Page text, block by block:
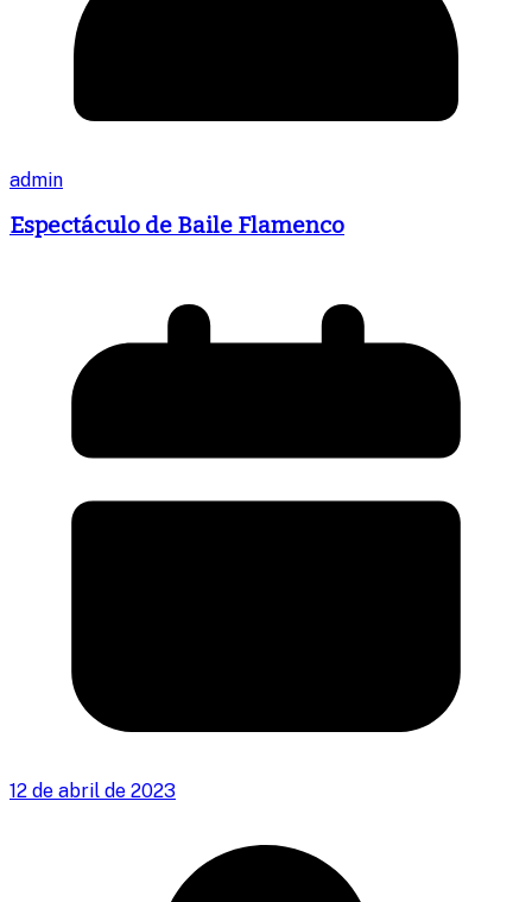
admin
Espectáculo de Baile Flamenco
12 de abril de 2023